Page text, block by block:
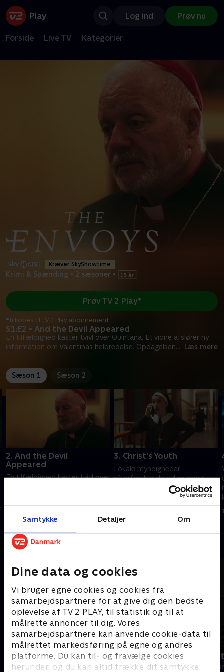
Samtykke Detaljer Om
Dine data og cookies
Vi bruger egne cookies og cookies fra
samarbejdspartnere for at give dig den bedste
oplevelse af TV 2 PLAY, til statistik og til at
målrette annoncer til dig. Vores
samarbejdspartnere kan anvende cookie-data til
målrettet markedsføring på egne og andres
platforme. Du kan til- og fravælge cookies
herunder, og du kan altid trække dit samtykke
Log ind Prøv nu
Forside Live TV Kategorier
Kræver SkyShowtime
Krimi & Spænding • 2 sæsoner •
S1:E2 • And the Devil Appeared
En tilfældighed kaster tvivl over Quintana. Et vidne afslører ny
information om Valentinas helbredelse. Opdagelsen... Læs mere
Prøv TV 2 Play*
*tilkøbes til TV 2 Play abonnement
Sæson 1 Sæson 2
2. And the Devil
Appeared
En tilfældighed kaster tvivl over
helbredelse. Opdagelsen af et
lig vækker minder om Salinas'
19. maj 2023 • 55 min
3. Christ's Youth
Lokale myndigheder
efterforsker de nylige mord.
Vatikanet lægger pres på de
udsendte, da de udvider deres
efterforskningsområde, og
sætter opholdet i fare
Andre så også
Fartblind
Krimi & Spænding • 3 sæsoner
Fornyet
Krimi &